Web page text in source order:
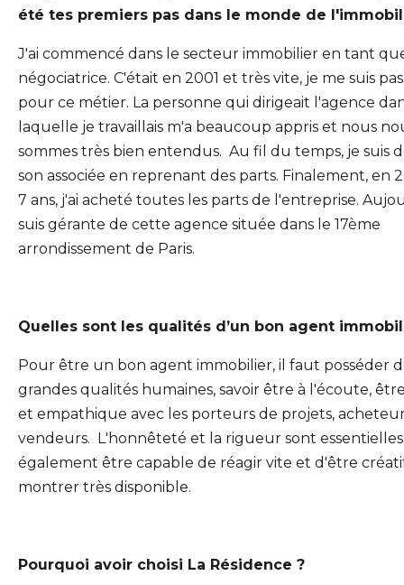
été tes premiers pas dans le monde de
J'ai commencé dans le secteur immobilier en tant
négociatrice. C'était en 2001 et très vite, je me suis
pour ce métier. La personne qui dirigeait l'agence
laquelle je travaillais m'a beaucoup appris et nous
sommes très bien entendus. Au fil du temps, je suis
son associée en reprenant des parts. Finalement, en
7 ans, j'ai acheté toutes les parts de l'entreprise.
suis gérante de cette agence située dans le 17ème
arrondissement de Paris.
Quelles sont les qualités d’un bon agent
Pour être un bon agent immobilier, il faut posséder
grandes qualités humaines, savoir être à l'écoute,
et empathique avec les porteurs de projets,
vendeurs. L'honnêteté et la rigueur sont
également être capable de réagir vite et d'être
montrer très disponible.
Pourquoi avoir choisi La Résidence ?